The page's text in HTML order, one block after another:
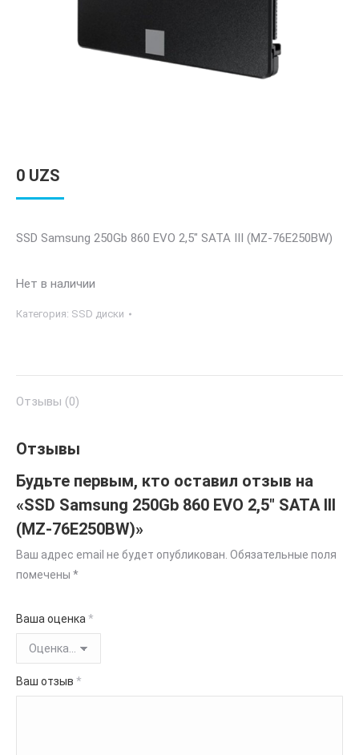
0 UZS
SSD Samsung 250Gb 860 EVO 2,5″ SATA III (MZ-76E250BW)
Нет в наличии
Категория: SSD диски
Отзывы (0)
Отзывы
Будьте первым, кто оставил отзыв на
«SSD Samsung 250Gb 860 EVO 2,5″ SATA III
(MZ-76E250BW)»
Ваш адрес email не будет опубликован. Обязательные поля
помечены *
Ваша оценка *
Ваш отзыв *